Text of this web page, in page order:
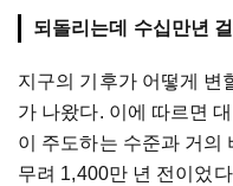
되돌리는데 수십만년
지구의 기후가 어떻게 변
가 나왔다. 이에 따르면
이 주도하는 수준과 거의
무려 1,400만 년 전이었